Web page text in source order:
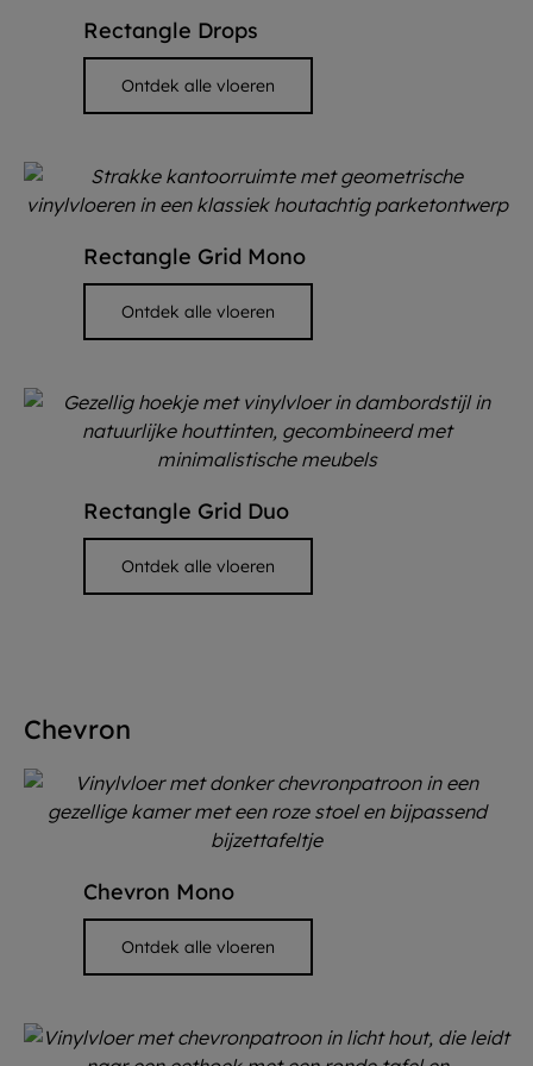
Rectangle Drops
Ontdek alle vloeren
Rectangle Grid Mono
Ontdek alle vloeren
Rectangle Grid Duo
Ontdek alle vloeren
Chevron
Chevron Mono
Ontdek alle vloeren